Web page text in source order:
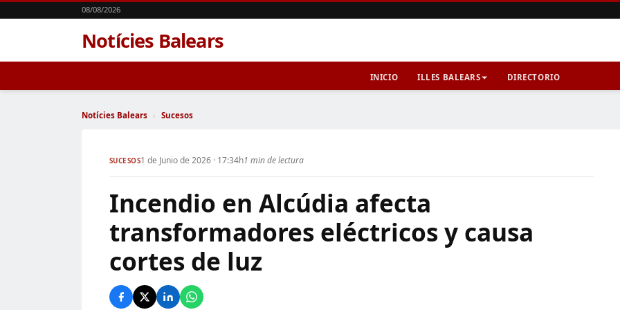
08/08/2026
Notícies Balears
INICIO ILLES BALEARS DIRECTORIO
Notícies Balears › Sucesos
SUCESOS1 de Junio de 2026 · 17:34h1 min de lectura
Incendio en Alcúdia afecta
transformadores eléctricos y causa
cortes de luz